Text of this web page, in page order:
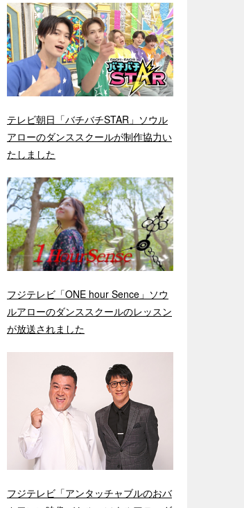
テレビ朝日「バチバチSTAR」ソウル
アローのダンススクールが制作協力い
たしました
フジテレビ「ONE hour Sence」ソウ
ルアローのダンススクールのレッスン
が放送されました
フジテレビ「アンタッチャブルのおバ